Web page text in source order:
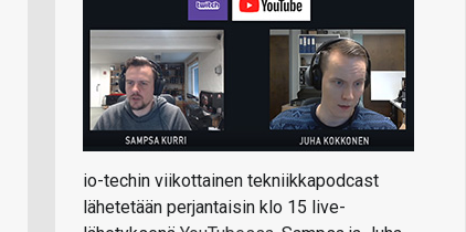
io-techin viikottainen tekniikkapodcast
lähetetään perjantaisin klo 15 live-